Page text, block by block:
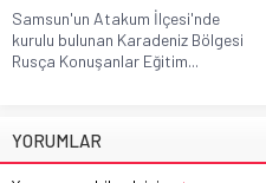
Samsun'un Atakum İlçesi'nde
kurulu bulunan Karadeniz Bölgesi
Rusça Konuşanlar Eğitim...
YORUMLAR